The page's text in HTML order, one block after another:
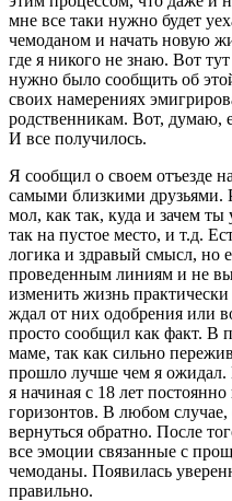
мне все таки нужно будет
чемоданом и начать новую
где я никого не знаю. Вот
нужно было сообщить об
своих намерениях
родственникам. Вот, думаю,
И все получилось.
Я сообщил о своем отъезде
самыми близкими друзьями.
мол, как так, куда и зачем
так на пустое место, и т.д.
логика и здравый смысл, но
проведенным линиям и не
изменить жизнь
ждал от них одобрения или
просто сообщил как факт. В
маме, так как сильно
прошло лучше чем я
я начиная с 18 лет
горизонтов. В любом
вернуться обратно. После
все эмоции связанные с
чемоданы. Появилась
правильно.